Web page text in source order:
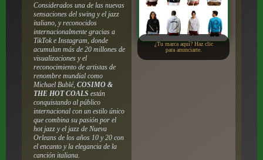
Considerados una de las nuevas
sensaciones del swing y el jazz
italiano, y reconocidos
internacionalmente gracias a
TikTok e Instagram, donde
acumulan más de 20 millones de
visualizaciones y el
reconocimiento de artistas de
renombre mundial como
Michael Bublé, COSIMO &
THE HOT COALS están
conquistando al público
internacional con un estilo único
que combina su pasión por el
hot jazz y el jazz de Nueva
Orleans de los años 10 y 20 con
el encanto y la elegancia de la
canción italiana.
¿Tu marca aquí? Haz clic
para anunciarte.